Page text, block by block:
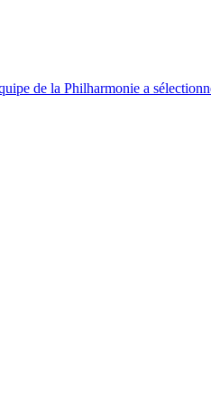
de la Philharmonie a